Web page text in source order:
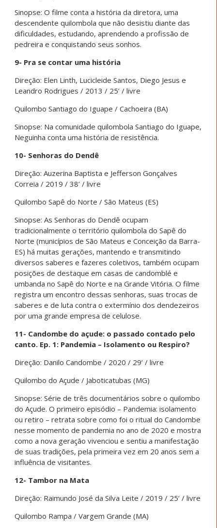
Sinopse: O filme conta a história da diretora, uma
descendente quilombola que não desistiu diante das
dificuldades, estudando, aprendendo a profissão de
pedreira e conquistando seus sonhos.
9- Pra se contar uma história
Direção: Elen Linth, Lucicleide Santos, Diego Jesus e
Leandro Rodrigues / 2013 / 25’ / livre
Quilombo Santiago do Iguape / Cachoeira (BA)
Sinopse: Na comunidade quilombola Santiago do Iguape,
Neguinha conta uma história de resistência.
10- Senhoras do Dendê
Direção: Auzerina Baptista e Jefferson Gonçalves
Correia / 2019 / 38’ / livre
Quilombo Sapê do Norte / São Mateus (ES)
Sinopse: As Senhoras do Dendê ocupam
tradicionalmente o território quilombola do Sapê do
Norte (municípios de São Mateus e Conceição da Barra-
ES) há muitas gerações, mantendo e transmitindo
diversos saberes e fazeres coletivos, também ocupam
posições de destaque em casas de candomblé e
umbanda no Sapê do Norte e na Grande Vitória. O filme
registra um encontro dessas senhoras, suas trocas de
saberes e de luta contra o extermínio dos dendezeiros
por uma grande empresa de celulose.
11- Candombe do açude: o passado contado pelo
canto. Ep. 1: Pandemia – Isolamento ou Respiro?
Direção: Danilo Candombe / 2020 / 29’ / livre
Quilombo do Açude / Jaboticatubas (MG)
Sinopse: Série de três documentários sobre o quilombo
do Açude. O primeiro episódio – Pandemia: isolamento
ou retiro – retrata sobre como foi o ritual do Candombe
nesse momento de pandemia no ano de 2020 e mostra
como a nova geração vivenciou e sentiu a manifestação
de suas tradições, pela primeira vez em 20 anos sem a
influência de visitantes.
12- Tambor na Mata
Direção: Raimundo José da Silva Leite / 2019 / 25’ / livre
Quilombo Rampa / Vargem Grande (MA)